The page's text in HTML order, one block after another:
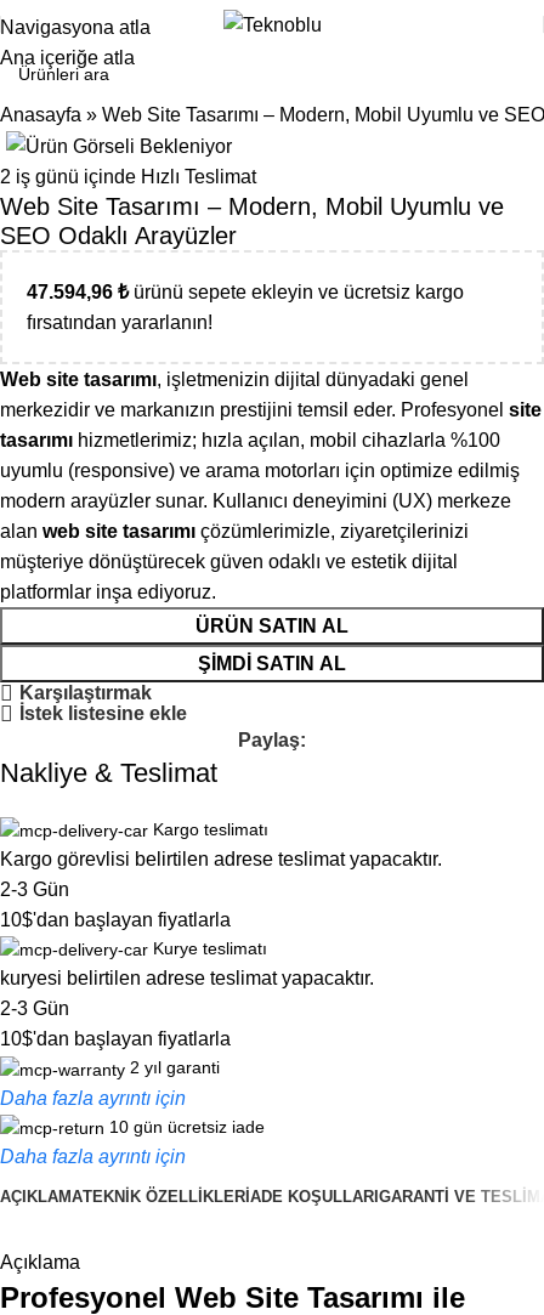
Navigasyona atla
Ana içeriğe atla
Anasayfa » Web Site Tasarımı – Modern, Mobil Uyumlu ve
2 iş günü içinde Hızlı Teslimat
Web Site Tasarımı – Modern, Mobil Uyumlu ve
SEO Odaklı Arayüzler
47.594,96 ₺ürünü sepete ekleyin ve ücretsiz kargo
fırsatından yararlanın!
Web site tasarımı, işletmenizin dijital dünyadaki genel
merkezidir ve markanızın prestijini temsil eder. Profesyonel site
tasarımı hizmetlerimiz; hızla açılan, mobil cihazlarla %100
uyumlu (responsive) ve arama motorları için optimize edilmiş
modern arayüzler sunar. Kullanıcı deneyimini (UX) merkeze
alan web site tasarımı çözümlerimizle, ziyaretçilerinizi
müşteriye dönüştürecek güven odaklı ve estetik dijital
platformlar inşa ediyoruz.
ÜRÜN SATIN AL
ŞIMDI SATIN AL
Karşılaştırmak
İstek listesine ekle
Paylaş:
Nakliye & Teslimat
Kargo teslimatı
Kargo görevlisi belirtilen adrese teslimat yapacaktır.
2-3 Gün
10$'dan başlayan fiyatlarla
Kurye teslimatı
kuryesi belirtilen adrese teslimat yapacaktır.
2-3 Gün
10$'dan başlayan fiyatlarla
2 yıl garanti
Daha fazla ayrıntı için
10 gün ücretsiz iade
Daha fazla ayrıntı için
Salı günü İndirimleri!
AÇIKLAMATEKNIK ÖZELLIKLER İADE KOŞULLARI GARANTI VE
Açıklama
Profesyonel Web Site Tasarımı ile